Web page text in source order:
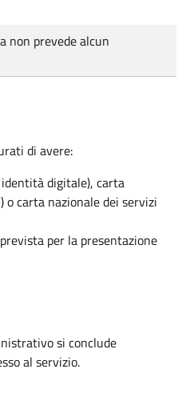
non prevede alcun
di avere:
digitale), carta
o carta nazionale dei servizi
per la presentazione
si conclude
al servizio.